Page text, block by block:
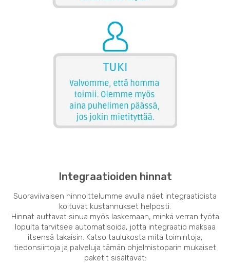
Integraatioiden hinnat
Suoraviivaisen hinnoittelumme avulla näet integraatioista
koituvat kustannukset helposti.
Hinnat auttavat sinua myös laskemaan, minkä verran työtä
lopulta tarvitsee automatisoida, jotta integraatio maksaa
itsensä takaisin. Katso taulukosta mitä toimintoja,
tiedonsiirtoja ja palveluja tämän ohjelmistoparin mukaiset
paketit sisältävät: